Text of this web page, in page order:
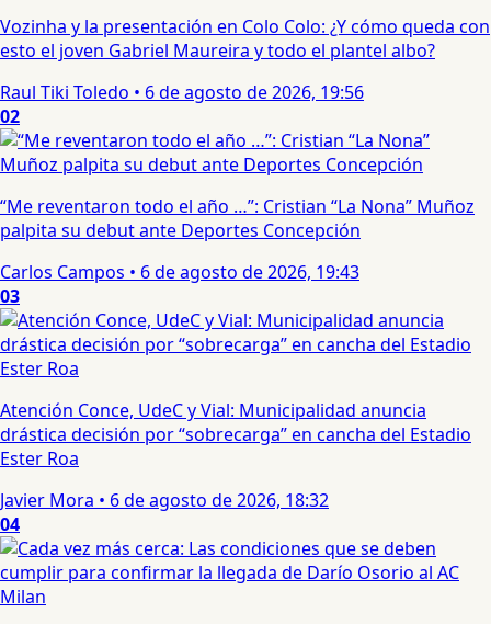
Vozinha y la presentación en Colo Colo: ¿Y cómo queda con
esto el joven Gabriel Maureira y todo el plantel albo?
Raul Tiki Toledo • 6 de agosto de 2026, 19:56
02
“Me reventaron todo el año …”: Cristian “La Nona” Muñoz
palpita su debut ante Deportes Concepción
Carlos Campos • 6 de agosto de 2026, 19:43
03
Atención Conce, UdeC y Vial: Municipalidad anuncia
drástica decisión por “sobrecarga” en cancha del Estadio
Ester Roa
Javier Mora • 6 de agosto de 2026, 18:32
04